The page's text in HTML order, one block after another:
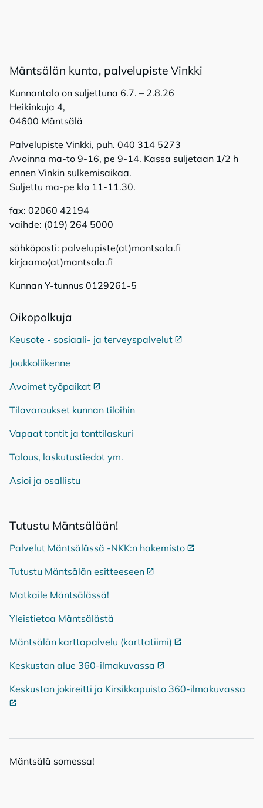
Mänt­sä­län kun­ta, pal­ve­lu­pis­te Vink­ki
Kunnantalo on suljettuna 6.7. – 2.8.26
Heikinkuja 4,
04600 Mäntsälä
Palvelupiste Vinkki, puh. 040 314 5273
Avoinna ma-to 9-16, pe 9-14. Kassa suljetaan 1/2 h
ennen Vinkin sulkemisaikaa.
Suljettu ma-pe klo 11-11.30.
fax: 02060 42194
vaihde: (019) 264 5000
sähköposti: palvelupiste(at)mantsala.fi
kirjaamo(at)mantsala.fi
Kunnan Y-tunnus 0129261-5
Oi­ko­pol­ku­ja
Keusote - sosiaali- ja terveyspalvelut Ulkoinen linkki
Joukkoliikenne
Avoimet työpaikat Ulkoinen linkki
Tilavaraukset kunnan tiloihin
Vapaat tontit ja tonttilaskuri
Talous, laskutustiedot ym.
Asioi ja osallistu
Tu­tus­tu Mänt­sä­lään!
Palvelut Mäntsälässä -NKK:n hakemisto Ulkoinen linkki
Tutustu Mäntsälän esitteeseen Ulkoinen linkki
Matkaile Mäntsälässä!
Yleistietoa Mäntsälästä
Mäntsälän karttapalvelu (karttatiimi) Ulkoinen linkki
Keskustan alue 360-ilmakuvassa Ulkoinen linkki
Keskustan jokireitti ja Kirsikkapuisto 360-ilmakuvassa
Mänt­sä­lä so­mes­sa!